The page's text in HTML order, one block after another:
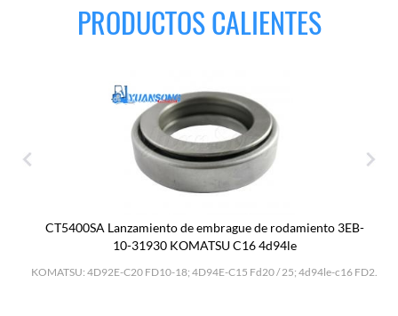
PRODUCTOS CALIENTES
CT5400SA Lanzamiento de embrague de rodamiento 3EB-
10-31930 KOMATSU C16 4d94le
KOMATSU: 4D92E-C20 FD10-18; 4D94E-C15 Fd20 / 25; 4d94le-c16 FD2.